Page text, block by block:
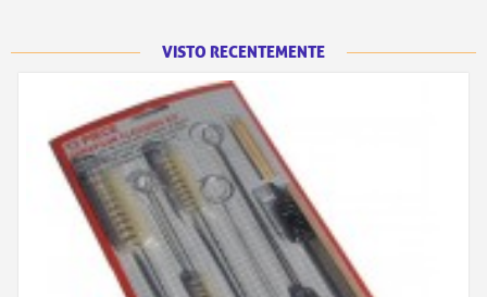
VISTO RECENTEMENTE